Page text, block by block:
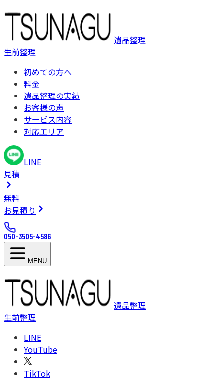
遺品整理
生前整理
初めての方へ
料金
遺品整理の実績
お客様の声
サービス内容
対応エリア
LINE
見積
無料
お見積り
050-3505-4586
MENU
遺品整理
生前整理
LINE
YouTube
TikTok